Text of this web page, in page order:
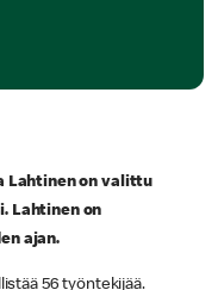
Lahtinen on valittu
Lahtinen on
ajan.
56 työntekijää.